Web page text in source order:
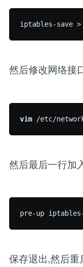
iptables-save >
然后修改网络接
vim
然后最后一行加
pre-up
保存退出,然后